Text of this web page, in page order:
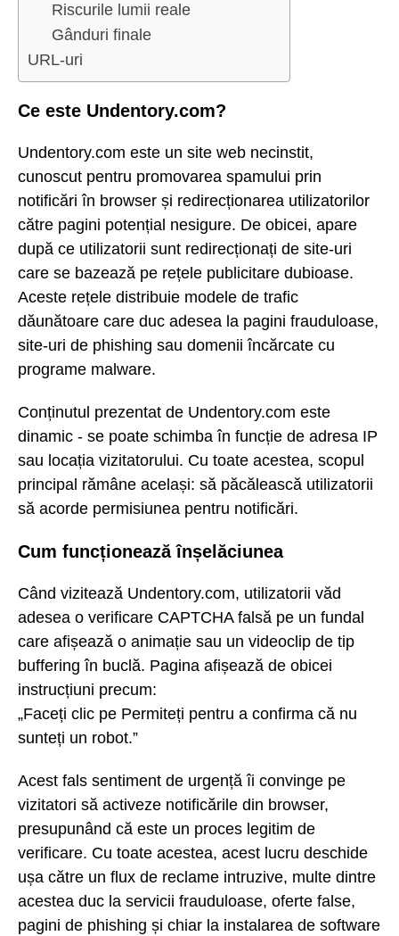
Riscurile lumii reale
Gânduri finale
URL-uri
Ce este Undentory.com?
Undentory.com este un site web necinstit,
cunoscut pentru promovarea spamului prin
notificări în browser și redirecționarea utilizatorilor
către pagini potențial nesigure. De obicei, apare
după ce utilizatorii sunt redirecționați de site-uri
care se bazează pe rețele publicitare dubioase.
Aceste rețele distribuie modele de trafic
dăunătoare care duc adesea la pagini frauduloase,
site-uri de phishing sau domenii încărcate cu
programe malware.
Conținutul prezentat de Undentory.com este
dinamic - se poate schimba în funcție de adresa IP
sau locația vizitatorului. Cu toate acestea, scopul
principal rămâne același: să păcălească utilizatorii
să acorde permisiunea pentru notificări.
Cum funcționează înșelăciunea
Când vizitează Undentory.com, utilizatorii văd
adesea o verificare CAPTCHA falsă pe un fundal
care afișează o animație sau un videoclip de tip
buffering în buclă. Pagina afișează de obicei
instrucțiuni precum:
„Faceți clic pe Permiteți pentru a confirma că nu
sunteți un robot.”
Acest fals sentiment de urgență îi convinge pe
vizitatori să activeze notificările din browser,
presupunând că este un proces legitim de
verificare. Cu toate acestea, acest lucru deschide
ușa către un flux de reclame intruzive, multe dintre
acestea duc la servicii frauduloase, oferte false,
pagini de phishing și chiar la instalarea de software